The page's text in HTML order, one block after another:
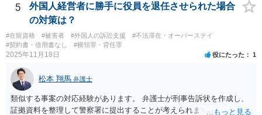
5
外国人経営者に勝手に役員を退任させられた場合
の対策は？
#在留資格 #被害者 #外国人の訴訟支援
#不法滞在・オーバーステイ
#契約書・借用書なし
#横領罪・背任罪
2025年11月18日 役にたった 1
松本 翔馬 弁護士
類似する事案の対応経験があります。 弁護士が刑事告訴状を作成し、
証拠資料を整理して警察署に提出することが考えられます。